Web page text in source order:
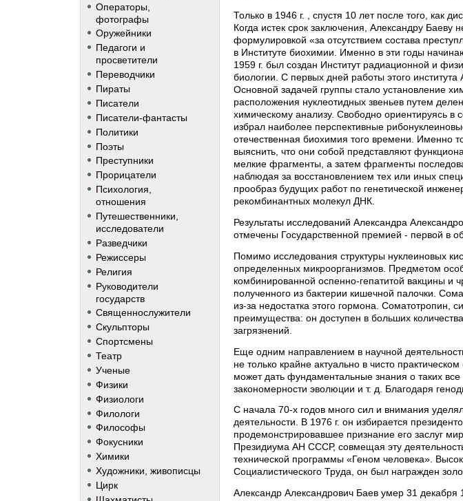
Операторы,
фотографы
Оружейники
Педагоги и
просветители
Переводчики
Пираты
Писатели
Писатели-фантасты
Политики
Поэты
Преступники
Прорицатели
Психология,
отношения
Путешественники,
исследователи
Разведчики
Режиссеры
Религия
Руководители
государств
Священнослужители
Скульпторы
Спортсмены
Театр
Ученые
Физики
Физиологи
Филологи
Философы
Фокусники
Химики
Художники, живописцы
Цирк
Только в 1946 г. , спустя 10 лет после того, как
Когда истек срок заключения, Александру Баеву
формулировкой «за отсутствием состава
в Институте биохимии. Именно в эти годы
1959 г. был создан Институт радиационной и
биологии. С первых дней работы этого института
Основной задачей группы стало установление
расположения нуклеотидных звеньев путем
химическому анализу. Свободно ориентируясь
избрал наиболее перспективные
отечественная биохимия того времени. Именно
выяснить, что они собой представляют
мелкие фрагменты, а затем фрагменты
наблюдая за восстановлением тех или иных
прообраз будущих работ по генетической
рекомбинантных молекул ДНК.
Результаты исследований Александра
отмечены Государственной премией - первой в
Помимо исследования структуры нуклеиновых
определенных микроорганизмов. Предметом
комбинированной оспенно-гепатитой вакцины и
полученного из бактерии кишечной палочки.
из-за недостатка этого гормона. Соматотропин,
преимущества: он доступен в больших
загрязнений.
Еще одним направлением в научной
не только крайне актуально в чисто
может дать фундаментальные знания о таких
закономерности эволюции и т. д. Благодаря
С начала 70-х годов много сил и внимания
деятельности. В 1976 г. он избирается
продемонстрировавшее признание его заслуг
Президиума АН СССР, совмещая эту
технической программы «Геном человека».
Социалистического Труда, он был награжден
Александр Александрович Баев умер 31 декабря